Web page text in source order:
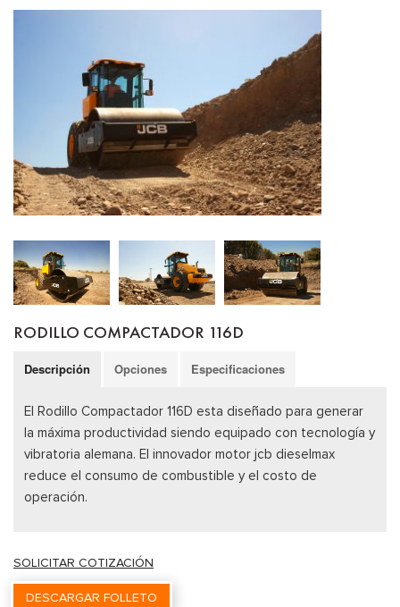
RODILLO COMPACTADOR 116D
Descripción Opciones Especificaciones
El Rodillo Compactador 116D esta diseñado para generar
la máxima productividad siendo equipado con tecnología y
vibratoria alemana. El innovador motor jcb dieselmax
reduce el consumo de combustible y el costo de
operación.
SOLICITAR COTIZACIÓN
DESCARGAR FOLLETO